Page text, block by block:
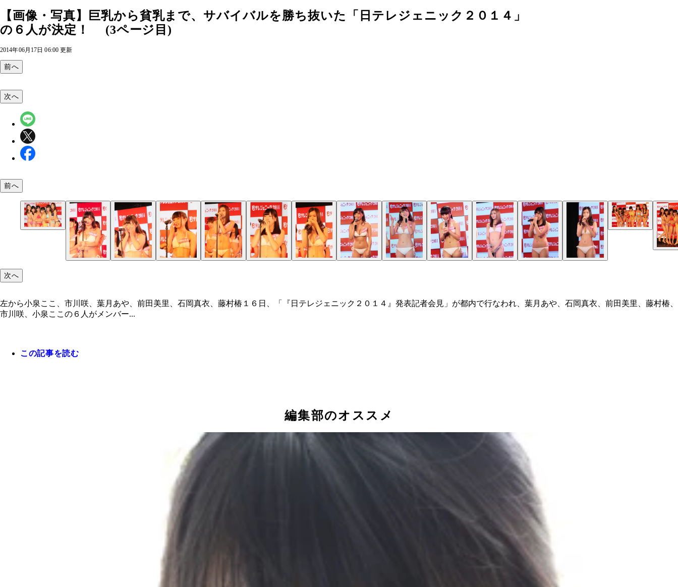
【画像・写真】巨乳から貧乳まで、サバイバルを勝ち抜いた「日テレジェニック２０１４」
の６人が決定！ (3ページ目)
2014年06月17日 06:00 更新
前へ
次へ
前へ
次へ
左から小泉ここ、市川咲、葉月あや、前田美里、石岡真衣、藤村椿１６日、「『日テレジェニック２０１４』発表記者会見」が都内で行なわれ、葉月あや、石岡真衣、前田美里、藤村椿、
市川咲、小泉ここの６人がメンバー...
この記事を読む
編集部のオススメ